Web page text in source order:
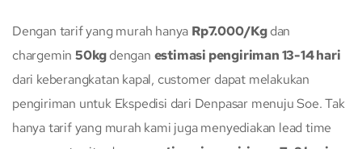
Dengan tarif yang murah hanya Rp7.000/Kgdan
chargemin50kgdengan estimasi pengiriman 13-14 hari
dari keberangkatan kapal, customer dapat melakukan
pengiriman untuk Ekspedisi dari Denpasar menuju Soe. Tak
hanya tarif yang murah kami juga menyediakan lead time